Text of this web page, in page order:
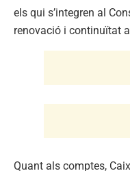
els qui s’integren al
renovació i continuïtat
Quant als comptes,